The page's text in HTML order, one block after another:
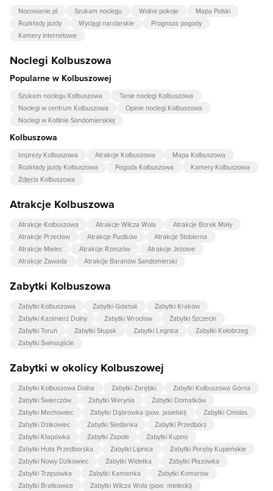
Nocowanie.pl Szukam noclegu Wolne pokoje
Mapa Polski
Rozkłady jazdy
Wyciągi narciarskie
Prognoza pogody
Kamery internetowe
Noclegi Kolbuszowa
Popularne w Kolbuszowej
Szukam noclegu Kolbuszowa
Tanie noclegi Kolbuszowa
Noclegi w centrum Kolbuszowa
Opinie noclegi Kolbuszowa
Noclegi w Kotlinie Sandomierskiej
Kolbuszowa
Imprezy Kolbuszowa Atrakcje Kolbuszowa
Mapa Kolbuszowa
Rozkłady jazdy Kolbuszowa
Pogoda Kolbuszowa
Kamery Kolbuszowa
Zdjęcia Kolbuszowa
Atrakcje Kolbuszowa
Atrakcje Kolbuszowa Atrakcje Wilcza Wola
Atrakcje Borek Mały
Atrakcje Przecław
Atrakcje Pustków
Atrakcje Stobierna
Atrakcje Mielec
Atrakcje Rzeszów
Atrakcje Jeżowe
Atrakcje Zawada
Atrakcje Baranów Sandomierski
Zabytki Kolbuszowa
Zabytki Kolbuszowa Zabytki Gdańsk
Zabytki Kraków
Zabytki Kazimierz Dolny
Zabytki Wrocław
Zabytki Szczecin
Zabytki Toruń
Zabytki Słupsk Zabytki Legnica
Zabytki Kołobrzeg
Zabytki Świnoujście
Zabytki w okolicy Kolbuszowej
Zabytki Kolbuszowa Dolna Zabytki Zarębki
Zabytki Kolbuszowa Górna
Zabytki Świerczów
Zabytki Werynia
Zabytki Domatków
Zabytki Mechowiec
Zabytki Dąbrówka (pow. jasielski)
Zabytki Cmolas
Zabytki Dzikowiec
Zabytki Siedlanka
Zabytki Przedbórz
Zabytki Kłapówka
Zabytki Zapole
Zabytki Kupno
Zabytki Huta Przedborska
Zabytki Lipnica
Zabytki Poręby Kupieńskie
Zabytki Nowy Dzikowiec
Zabytki Widełka
Zabytki Płazówka
Zabytki Trzęsówka
Zabytki Kamionka
Zabytki Komorów
Zabytki Bratkowice
Zabytki Wilcza Wola (pow. mielecki)